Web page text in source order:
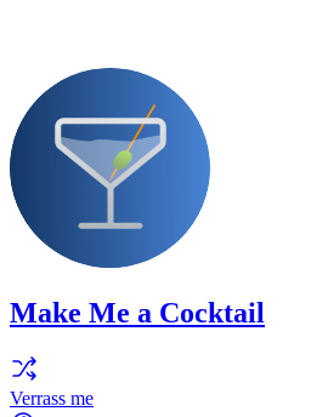
Make Me a Cocktail
Verrass me